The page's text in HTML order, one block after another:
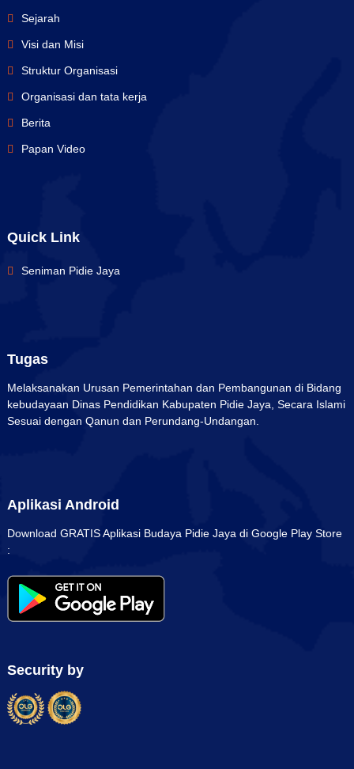
Sejarah
Visi dan Misi
Struktur Organisasi
Organisasi dan tata kerja
Berita
Papan Video
Quick Link
Seniman Pidie Jaya
Tugas
Melaksanakan Urusan Pemerintahan dan Pembangunan di Bidang
kebudayaan Dinas Pendidikan Kabupaten Pidie Jaya, Secara Islami
Sesuai dengan Qanun dan Perundang-Undangan.
Aplikasi Android
Download GRATIS Aplikasi Budaya Pidie Jaya di Google Play Store
:
Security by